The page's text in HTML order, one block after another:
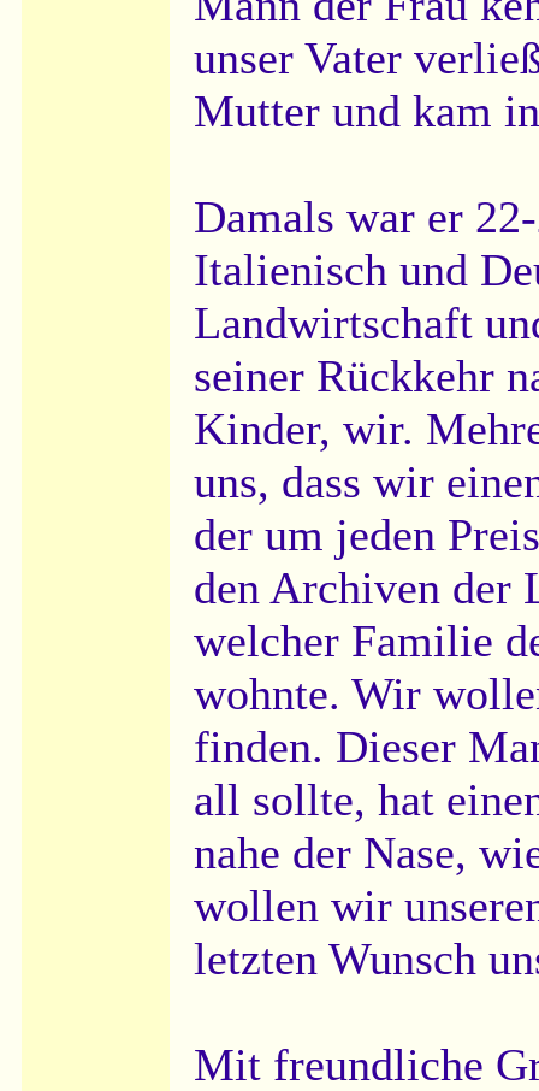
unser Vater
Mutter und kam
Damals war er
Italienisch und
Landwirtschaft
seiner Rückkehr
Kinder, wir.
uns, dass wir
der um jeden
den Archiven der
welcher Familie
wohnte. Wir
finden. Dieser
all sollte, hat
nahe der Nase,
wollen wir
letzten Wunsch
Mit freundliche